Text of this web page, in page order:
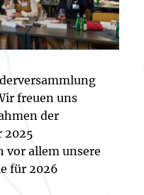
freuen uns
der
2025
vor allem unsere
für 2026